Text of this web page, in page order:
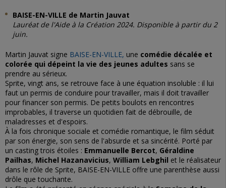
BAISE-EN-VILLE de Martin Jauvat
Lauréat de l'Aide à la Création 2024. Disponible à partir du 2
juin.
Martin Jauvat signe BAISE-EN-VILLE, une comédie décalée et
colorée qui dépeint la vie des jeunes adultes sans se
prendre au sérieux.
Sprite, vingt ans, se retrouve face à une équation insoluble : il lui
faut un permis de conduire pour travailler, mais il doit travailler
pour financer son permis. De petits boulots en rencontres
improbables, il traverse un quotidien fait de débrouille, de
maladresses et d'espoirs.
À la fois chronique sociale et comédie romantique, le film séduit
par son énergie, son sens de l'absurde et sa sincérité. Porté par
un casting trois étoiles : Emmanuelle Bercot, Géraldine
Pailhas, Michel Hazanavicius, William Lebghil et le réalisateur
dans le rôle de Sprite, BAISE-EN-VILLE offre une parenthèse aussi
drôle que touchante.